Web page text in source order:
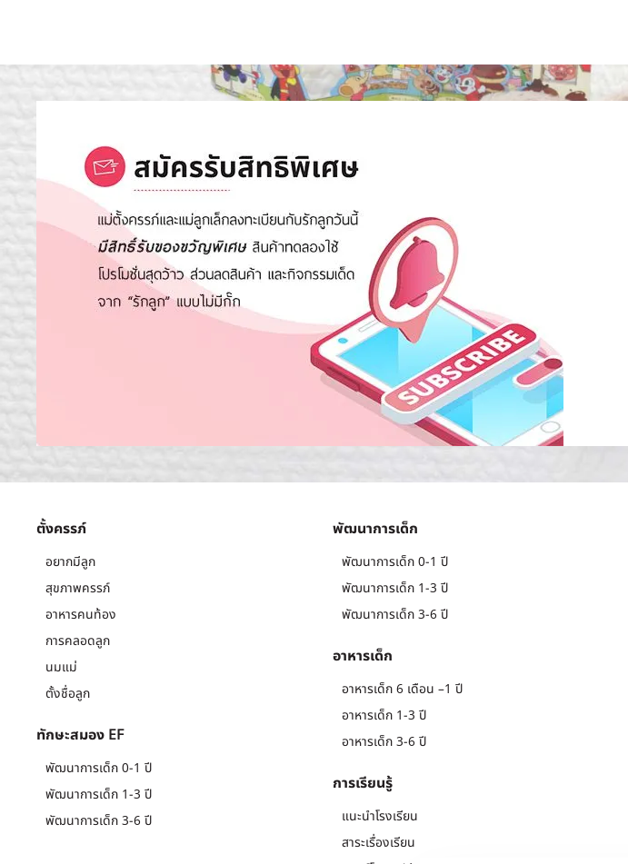
ตั้งครรภ์
อยากมีลูก
สุขภาพครรภ์
อาหารคนท้อง
การคลอดลูก
นมแม่
ตั้งชื่อลูก
ทักษะสมอง EF
พัฒนาการเด็ก 0-1 ปี
พัฒนาการเด็ก 1-3 ปี
พัฒนาการเด็ก 3-6 ปี
พัฒนาการเด็ก
พัฒนาการเด็ก 0-1 ปี
พัฒนาการเด็ก 1-3 ปี
พัฒนาการเด็ก 3-6 ปี
อาหารเด็ก
อาหารเด็ก 6 เดือน –1 ปี
อาหารเด็ก 1-3 ปี
อาหารเด็ก 3-6 ปี
การเรียนรู้
แนะนำโรงเรียน
สาระเรื่องเรียน